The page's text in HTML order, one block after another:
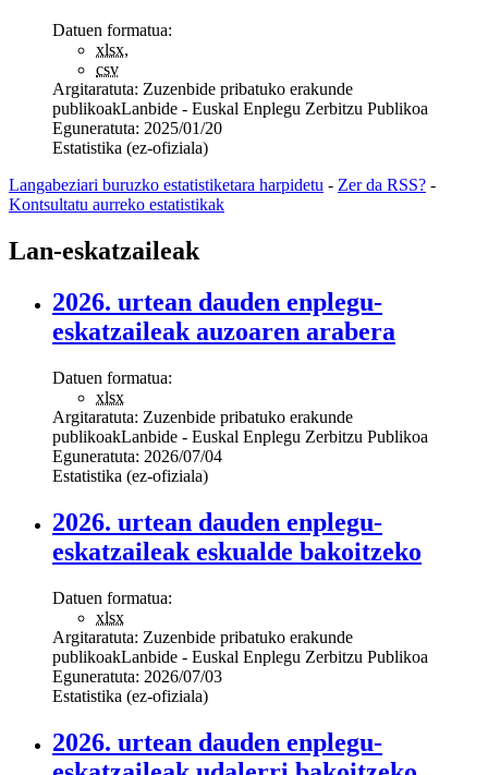
Datuen formatua:
xlsx,
csv
Argitaratuta: Zuzenbide pribatuko erakunde
publikoakLanbide - Euskal Enplegu Zerbitzu Publikoa
Eguneratuta: 2025/01/20
Estatistika (ez-ofiziala)
Langabeziari buruzko estatistiketara harpidetu - Zer da RSS? -
Kontsultatu aurreko estatistikak
Lan-eskatzaileak
2026. urtean dauden enplegu-
eskatzaileak auzoaren arabera
Datuen formatua:
xlsx
Argitaratuta: Zuzenbide pribatuko erakunde
publikoakLanbide - Euskal Enplegu Zerbitzu Publikoa
Eguneratuta: 2026/07/04
Estatistika (ez-ofiziala)
2026. urtean dauden enplegu-
eskatzaileak eskualde bakoitzeko
Datuen formatua:
xlsx
Argitaratuta: Zuzenbide pribatuko erakunde
publikoakLanbide - Euskal Enplegu Zerbitzu Publikoa
Eguneratuta: 2026/07/03
Estatistika (ez-ofiziala)
2026. urtean dauden enplegu-